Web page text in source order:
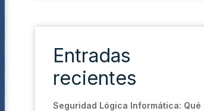
Entradas
recientes
Seguridad Lógica Informática: Qué